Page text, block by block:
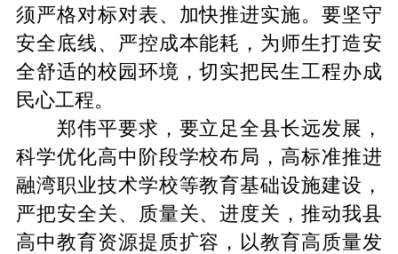
须严格对标对表、加快推进实施。要坚守
安全底线、严控成本能耗， 为师生打造安
全舒适的校园环境，切实把民生工程办成
民心工程。
郑伟平要求 ，要立足全县长远发展，
科学优化高中 阶段学校布局，高标准推进
融湾职业技术学校等教育基础设施建设，
严把安全关、质量关、进度关，推动我县
高中教育资源提质扩容，以教育高质量发